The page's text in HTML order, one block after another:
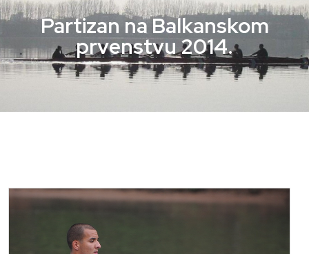
Partizan na Balkanskom
prvenstvu 2014.